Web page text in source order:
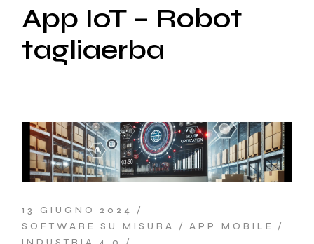
App IoT – Robot
tagliaerba
13 GIUGNO 2024
SOFTWARE SU MISURA
APP MOBILE